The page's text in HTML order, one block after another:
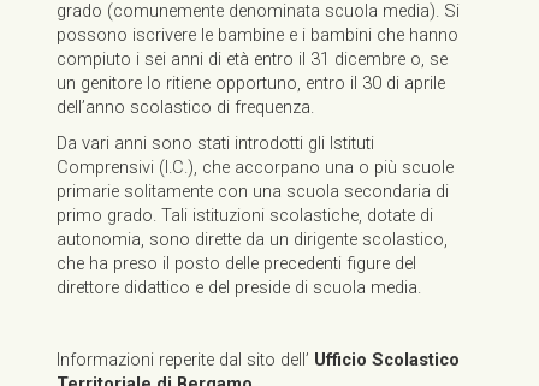
grado (comunemente denominata scuola media). Si
possono iscrivere le bambine e i bambini che hanno
compiuto i sei anni di età entro il 31 dicembre o, se
un genitore lo ritiene opportuno, entro il 30 di aprile
dell’anno scolastico di frequenza.
Da vari anni sono stati introdotti gli Istituti
Comprensivi (I.C.), che accorpano una o più scuole
primarie solitamente con una scuola secondaria di
primo grado. Tali istituzioni scolastiche, dotate di
autonomia, sono dirette da un dirigente scolastico,
che ha preso il posto delle precedenti figure del
direttore didattico e del preside di scuola media.
Informazioni reperite dal sito dell’ Ufficio Scolastico